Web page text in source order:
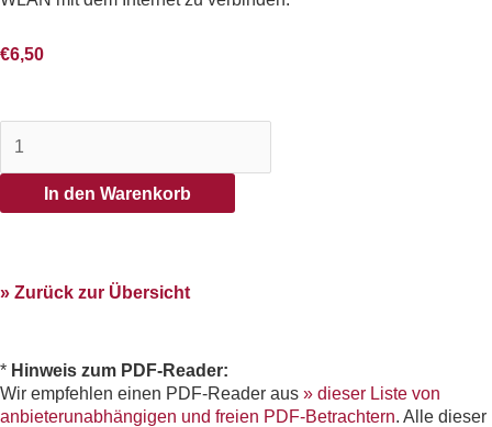
€6,50
In den Warenkorb
» Zurück zur Übersicht
* Hinweis zum PDF-Reader:
Wir empfehlen einen PDF-Reader aus » dieser Liste von
anbieterunabhängigen und freien PDF-Betrachtern . Alle dieser